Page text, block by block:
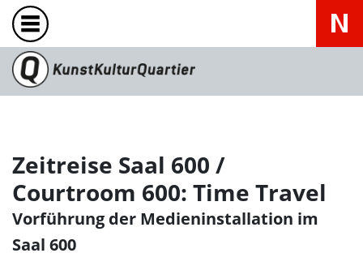
Zeitreise Saal 600 /
Courtroom 600: Time Travel
Vorführung der Medieninstallation im
Saal 600